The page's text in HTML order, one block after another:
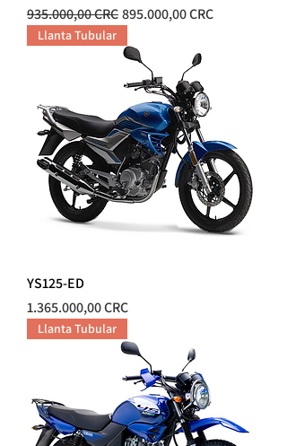
Precio
935.000,00 CRCPrecio de oferta
895.000,00 CRC
Llanta Tubular
YS125-ED
Precio
1.365.000,00 CRC
Llanta Tubular